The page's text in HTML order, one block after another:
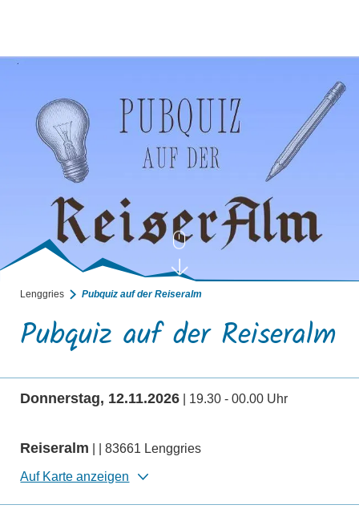
Lenggries Pubquiz auf der Reiseralm
Pubquiz auf der Reiseralm
Donnerstag, 12.11.2026 | 19.30 - 00.00 Uhr
Reiseralm | | 83661 Lenggries
Auf Karte anzeigen